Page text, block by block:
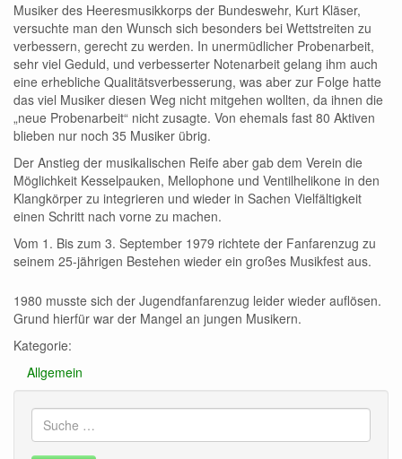
Musiker des Heeresmusikkorps der Bundeswehr, Kurt Kläser,
versuchte man den Wunsch sich besonders bei Wettstreiten zu
verbessern, gerecht zu werden. In unermüdlicher Probenarbeit,
sehr viel Geduld, und verbesserter Notenarbeit gelang ihm auch
eine erhebliche Qualitätsverbesserung, was aber zur Folge hatte
das viel Musiker diesen Weg nicht mitgehen wollten, da ihnen die
„neue Probenarbeit“ nicht zusagte. Von ehemals fast 80 Aktiven
blieben nur noch 35 Musiker übrig.
Der Anstieg der musikalischen Reife aber gab dem Verein die
Möglichkeit Kesselpauken, Mellophone und Ventilhelikone in den
Klangkörper zu integrieren und wieder in Sachen Vielfältigkeit
einen Schritt nach vorne zu machen.
Vom 1. Bis zum 3. September 1979 richtete der Fanfarenzug zu
seinem 25-jährigen Bestehen wieder ein großes Musikfest aus.
1980 musste sich der Jugendfanfarenzug leider wieder auflösen.
Grund hierfür war der Mangel an jungen Musikern.
Kategorie:
Allgemein
Suche
nach: